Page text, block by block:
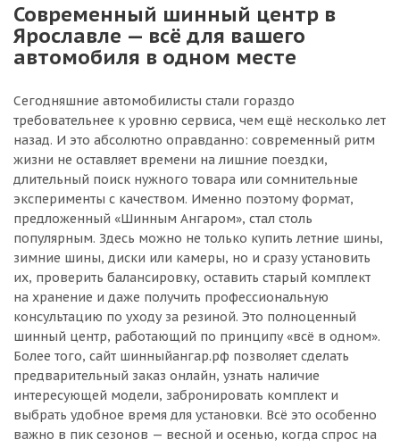
Современный шинный центр в
Ярославле — всё для вашего
автомобиля в одном месте
Сегодняшние автомобилисты стали гораздо
требовательнее к уровню сервиса, чем ещё несколько лет
назад. И это абсолютно оправданно: современный ритм
жизни не оставляет времени на лишние поездки,
длительный поиск нужного товара или сомнительные
эксперименты с качеством. Именно поэтому формат,
предложенный «Шинным Ангаром», стал столь
популярным. Здесь можно не только купить летние шины,
зимние шины, диски или камеры, но и сразу установить
их, проверить балансировку, оставить старый комплект
на хранение и даже получить профессиональную
консультацию по уходу за резиной. Это полноценный
шинный центр, работающий по принципу «всё в одном».
Более того, сайт шинныйангар.рф позволяет сделать
предварительный заказ онлайн, узнать наличие
интересующей модели, забронировать комплект и
выбрать удобное время для установки. Всё это особенно
важно в пик сезонов — весной и осенью, когда спрос на